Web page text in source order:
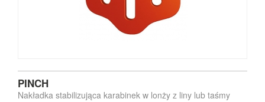
PINCH
Nakładka stabilizująca karabinek w lonży z liny lub taśmy